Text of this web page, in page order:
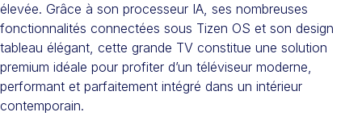
élevée. Grâce à son processeur IA, ses nombreuses
fonctionnalités connectées sous Tizen OS et son design
tableau élégant, cette grande TV constitue une solution
premium idéale pour profiter d’un téléviseur moderne,
performant et parfaitement intégré dans un intérieur
contemporain.